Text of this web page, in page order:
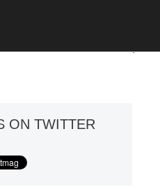
GALLERIE
ON TWITTER